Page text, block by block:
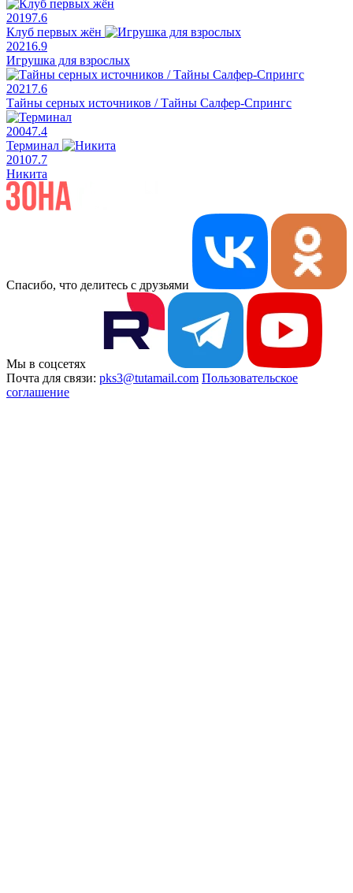
20197.6
Клуб первых жён
20216.9
Игрушка для взрослых
2021 7.6
Тайны серных источников / Тайны Салфер-Спрингс
20047.4
Терминал
20107.7
Никита
Спасибо, что делитесь с друзьями
Мы в соцсетях
Почта для связи: pks3@tutamail.com Пользовательское
соглашение